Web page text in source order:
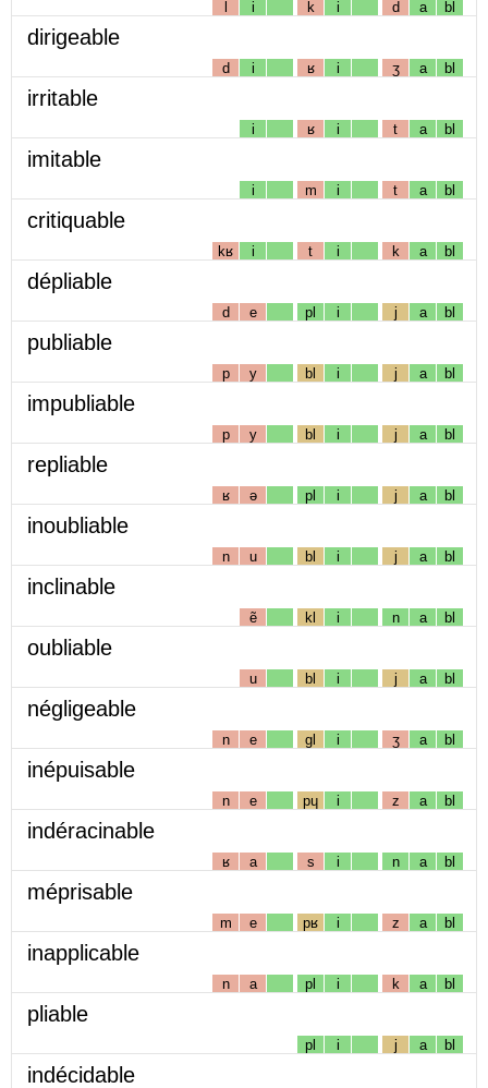
l i k i d a bl
dirigeable
d i ʁ i ʒ a bl
irritable
i ʁ i t a bl
imitable
i m i t a bl
critiquable
kʁ i t i k a bl
dépliable
d e pl i j a bl
publiable
p y bl i j a bl
impubliable
p y bl i j a bl
repliable
ʁ ə pl i j a bl
inoubliable
n u bl i j a bl
inclinable
ẽ kl i n a bl
oubliable
u bl i j a bl
négligeable
n e gl i ʒ a bl
inépuisable
n e pɥ i z a bl
indéracinable
ʁ a s i n a bl
méprisable
m e pʁ i z a bl
inapplicable
n a pl i k a bl
pliable
pl i j a bl
indécidable